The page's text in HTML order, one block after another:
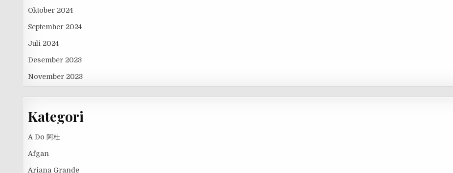
Oktober 2024
September 2024
Juli 2024
Desember 2023
November 2023
Kategori
A Do 阿杜
Afgan
Ariana Grande